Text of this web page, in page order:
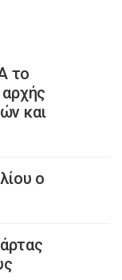
το
και
ο